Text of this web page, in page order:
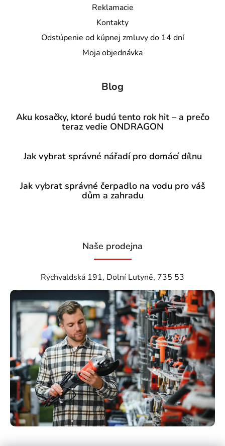
Reklamacie
Kontakty
Odstúpenie od kúpnej zmluvy do 14 dní
Moja objednávka
Blog
Aku kosačky, ktoré budú tento rok hit – a prečo
teraz vedie ONDRAGON
Jak vybrat správné nářadí pro domácí dílnu
Jak vybrat správné čerpadlo na vodu pro váš
dům a zahradu
Naše prodejna
Rychvaldská 191, Dolní Lutyně, 735 53